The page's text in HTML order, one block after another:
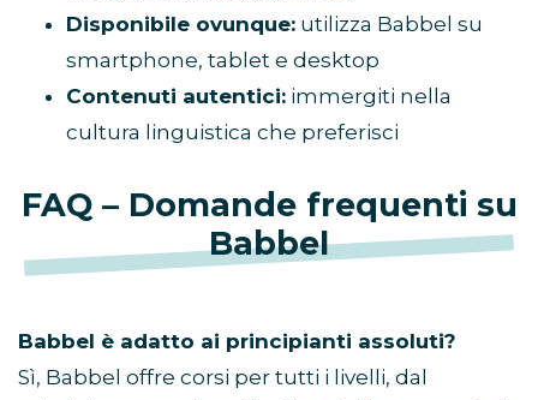
Disponibile ovunque: utilizza Babbel su
smartphone, tablet e desktop
Contenuti autentici: immergiti nella
cultura linguistica che preferisci
FAQ – Domande frequenti su
Babbel
Babbel è adatto ai principianti assoluti?
Sì, Babbel offre corsi per tutti i livelli, dal